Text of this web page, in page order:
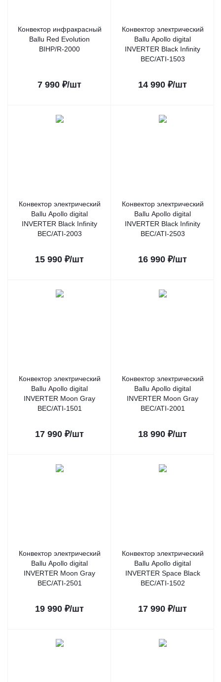
Конвектор инфракрасный
Ballu Red Evolution
BIHP/R-2000
7 990 ₽/шт
Конвектор электрический
Ballu Apollo digital
INVERTER Black Infinity
BEC/ATI-1503
14 990 ₽/шт
Конвектор электрический
Ballu Apollo digital
INVERTER Black Infinity
BEC/ATI-2003
15 990 ₽/шт
Конвектор электрический
Ballu Apollo digital
INVERTER Black Infinity
BEC/ATI-2503
16 990 ₽/шт
Конвектор электрический
Ballu Apollo digital
INVERTER Moon Gray
BEC/ATI-1501
17 990 ₽/шт
Конвектор электрический
Ballu Apollo digital
INVERTER Moon Gray
BEC/ATI-2001
18 990 ₽/шт
Конвектор электрический
Ballu Apollo digital
INVERTER Moon Gray
BEC/ATI-2501
19 990 ₽/шт
Конвектор электрический
Ballu Apollo digital
INVERTER Space Black
BEC/ATI-1502
17 990 ₽/шт